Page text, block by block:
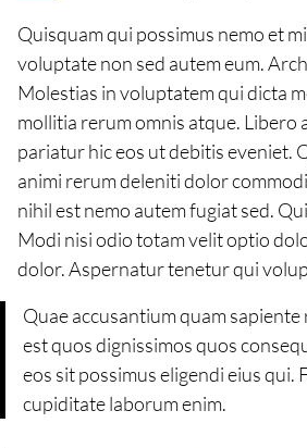
Quisquam qui possimus nemo et
voluptate non sed autem eum.
Molestias in voluptatem qui dicta
mollitia rerum omnis atque.
pariatur hic eos ut debitis eveniet.
animi rerum deleniti dolor
nihil est nemo autem fugiat sed.
Modi nisi odio totam velit optio
dolor. Aspernatur tenetur qui
Quae accusantium quam
est quos dignissimos quos
eos sit possimus eligendi eius
cupiditate laborum enim.